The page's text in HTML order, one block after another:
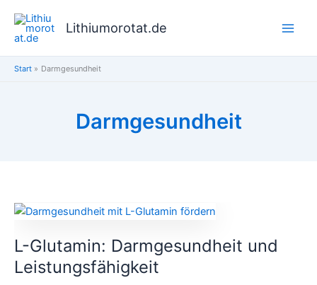
Inhalt
springen
Lithiumorotat.de
Start Darmgesundheit
Darmgesundheit
L-Glutamin: Darmgesundheit und
Leistungsfähigkeit
L-
Darmgesundheit
und
Leistungsfähigkeit